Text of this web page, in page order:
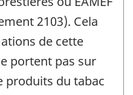
2103). Cela
de cette
portent pas sur
produits du tabac